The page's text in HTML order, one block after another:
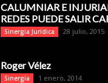
CALUMNIAR E
REDES PUEDE SALIR
Sinergia Jurídica 28 julio, 2015
Roger Vélez
Sinergia 1 enero, 2014